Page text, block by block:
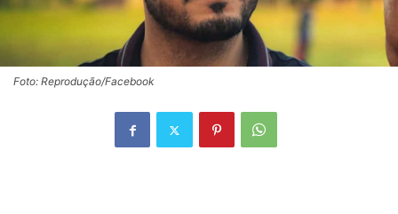
Foto: Reprodução/Facebook